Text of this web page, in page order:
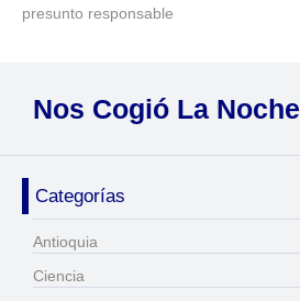
presunto responsable
Nos Cogió La Noche
Categorías
Antioquia
Ciencia